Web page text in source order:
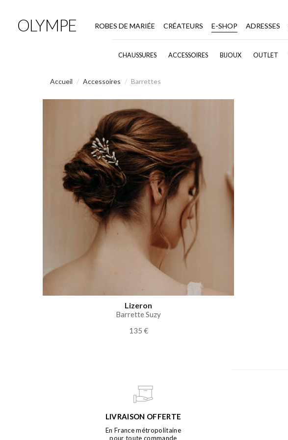
OLYMPE ROBES DE MARIÉE CRÉATEURS E-SHOP ADRESSES
CHAUSSURES ACCESSOIRES BIJOUX OUTLET
Accueil Accessoires Barrettes
Lizeron
Barrette Suzy
135 €
LIVRAISON OFFERTE
En France métropolitaine
pour toute commande